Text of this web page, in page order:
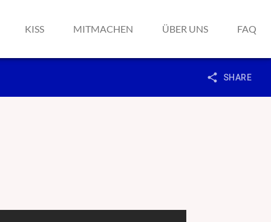
KISS MITMACHEN ÜBER UNS FAQ
share SHARE